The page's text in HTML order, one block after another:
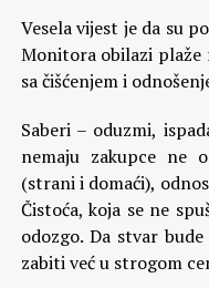
Vesela vijest je da su
Monitora obilazi plaže
sa čišćenjem i
Saberi – oduzmi,
nemaju zakupce ne
(strani i domaći),
Čistoća, koja se ne
odozgo. Da stvar
zabiti već u strogom